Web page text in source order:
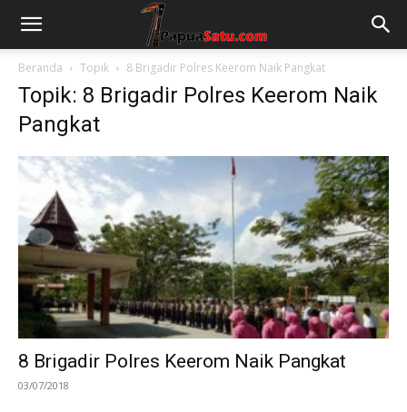
Beranda Topik 8 Brigadir Polres Keerom Naik Pangkat
Topik: 8 Brigadir Polres Keerom Naik
Pangkat
8 Brigadir Polres Keerom Naik Pangkat
03/07/2018